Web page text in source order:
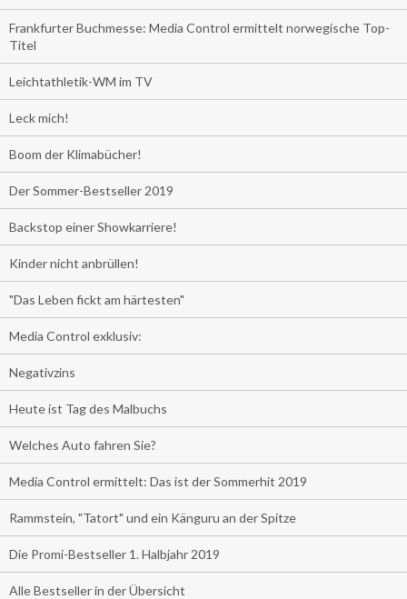
Frankfurter Buchmesse: Media Control ermittelt norwegische Top-
Titel
Leichtathletik-WM im TV
Leck mich!
Boom der Klimabücher!
Der Sommer-Bestseller 2019
Backstop einer Showkarriere!
Kinder nicht anbrüllen!
"Das Leben fickt am härtesten"
Media Control exklusiv:
Negativzins
Heute ist Tag des Malbuchs
Welches Auto fahren Sie?
Media Control ermittelt: Das ist der Sommerhit 2019
Rammstein, "Tatort" und ein Känguru an der Spitze
Die Promi-Bestseller 1. Halbjahr 2019
Alle Bestseller in der Übersicht